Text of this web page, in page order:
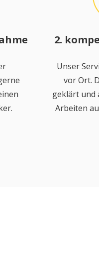
2.
Unser
vor Ort.
geklärt und
Arbeiten